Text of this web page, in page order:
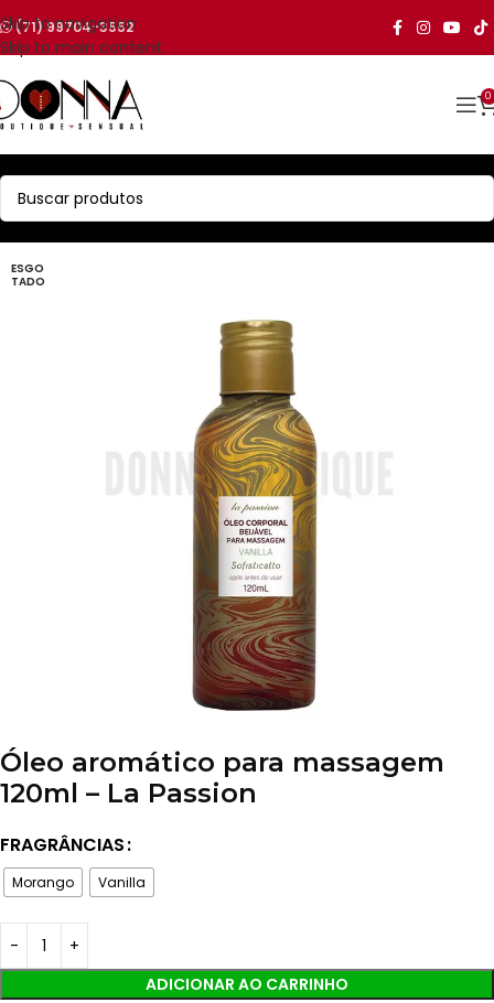
Skip to navigation
Skip to main content
(71) 99704-3552
0
ESGO
TADO
Óleo aromático para massagem
120ml – La Passion
FRAGRÂNCIAS
Morango Vanilla
ADICIONAR AO CARRINHO